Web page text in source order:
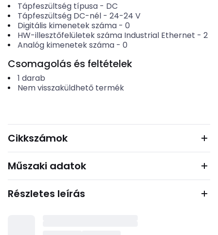
Tápfeszültség típusa- DC
Tápfeszültség DC-nél- 24-24 V
Digitális kimenetek száma- 0
HW-illesztőfelületek száma Industrial Ethernet - 2
Analóg kimenetek száma- 0
Csomagolás és feltételek
1 darab
Nem visszaküldhető termék
Cikkszámok
Műszaki adatok
Részletes leírás